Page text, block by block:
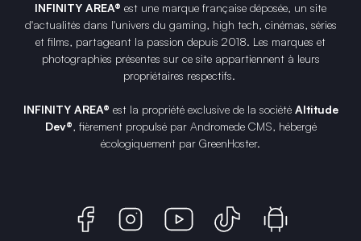
INFINITY AREA® est une marque française déposée, un site
d'actualités dans l'univers du gaming, high tech, cinémas, séries
et films, partageant la passion depuis 2018. Les marques et
photographies présentes sur ce site appartiennent à leurs
propriétaires respectifs.
INFINITY AREA® est la propriété exclusive de la société Altitude
Dev®, fièrement propulsé par Andromede CMS, hébergé
écologiquement par GreenHoster.